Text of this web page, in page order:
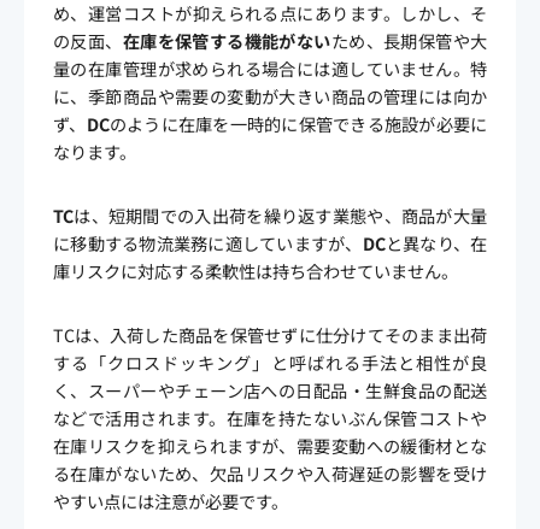
め、運営コストが抑えられる点にあります。しかし、そ
の反面、 在庫を保管する機能がないため、長期保管や大
量の在庫管理が求められる場合には適していません。特
に、季節商品や需要の変動が大きい商品の管理には向か
ず、 DCのように在庫を一時的に保管できる施設が必要に
なります。
TCは、短期間での入出荷を繰り返す業態や、商品が大量
に移動する物流業務に適していますが、 DCと異なり、在
庫リスクに対応する柔軟性は持ち合わせていません。
TCは、入荷した商品を保管せずに仕分けてそのまま出荷
する「クロスドッキング」と呼ばれる手法と相性が良
く、スーパーやチェーン店への日配品・生鮮食品の配送
などで活用されます。在庫を持たないぶん保管コストや
在庫リスクを抑えられますが、需要変動への緩衝材とな
る在庫がないため、欠品リスクや入荷遅延の影響を受け
やすい点には注意が必要です。